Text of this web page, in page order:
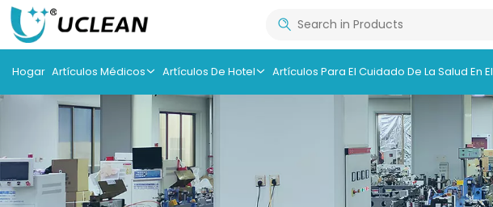
Hogar Artículos Médicos Artículos De Hotel Artículos Para El Cuidado De La Salud En